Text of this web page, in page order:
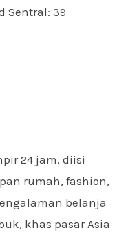
Sentral: 39
24 jam, diisi
rumah, fashion,
belanja
khas pasar Asia